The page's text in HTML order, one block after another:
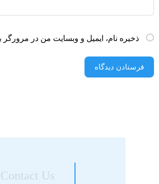
ذخیره نام، ایمیل و وبسایت من در
فرستادن دیدگاه
Contact Us